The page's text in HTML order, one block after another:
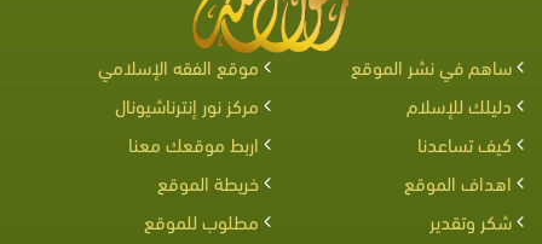
ساهم في نشر الموقع
موقع الفقه الإسلامي
دليلك للإسلام
مركز نور إنترناشيونال
كيف تساعدنا
اربط موقعك معنا
اهداف الموقع
خريطة الموقع
شكر وتقدير
مطلوب للموقع